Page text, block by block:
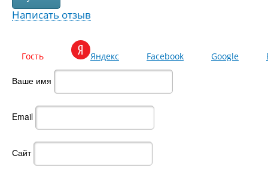
Написать отзыв
Гость Яндекс Facebook Google
Ваше имя
Email
Сайт